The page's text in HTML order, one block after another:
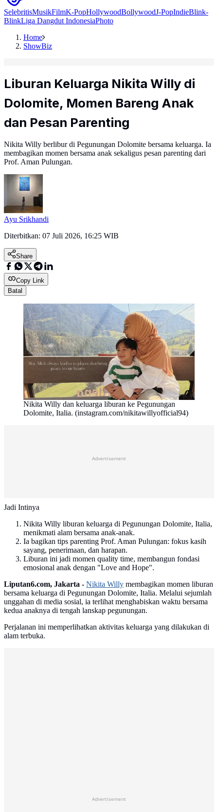
SelebritisMusikFilmK-PopHollywoodBollywoodJ-PopIndieBlink-
BlinkLiga Dangdut IndonesiaPhoto
Home
ShowBiz
Liburan Keluarga Nikita Willy di
Dolomite, Momen Bareng Anak
dan Pesan Parenting
Nikita Willy berlibur di Pegunungan Dolomite bersama keluarga. Ia
membagikan momen bersama anak sekaligus pesan parenting dari
Prof. Aman Pulungan.
Ayu Srikhandi
Diterbitkan: 07 Juli 2026, 16:25 WIB
Share
Copy Link
Batal
Nikita Willy dan keluarga liburan ke Pegunungan
Dolomite, Italia. (instagram.com/nikitawillyofficial94)
Advertisement
Jadi Intinya
Nikita Willy liburan keluarga di Pegunungan Dolomite, Italia,
menikmati alam bersama anak-anak.
Ia bagikan tips parenting Prof. Aman Pulungan: fokus kasih
sayang, penerimaan, dan harapan.
Liburan ini jadi momen quality time, membangun fondasi
emosional anak dengan "Love and Hope".
Liputan6.com, Jakarta - Nikita Willy membagikan momen liburan
bersama keluarga di Pegunungan Dolomite, Italia. Melalui sejumlah
unggahan di media sosial, ia terlihat menghabiskan waktu bersama
kedua anaknya di tengah lanskap pegunungan.
Perjalanan ini memperlihatkan aktivitas keluarga yang dilakukan di
alam terbuka.
Advertisement